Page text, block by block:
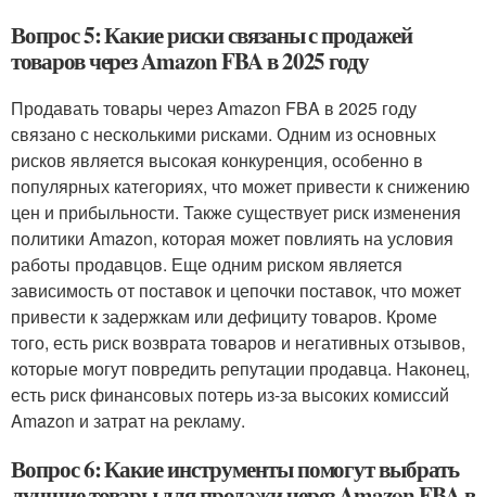
Вопрос 5: Какие риски связаны с продажей
товаров через Amazon FBA в 2025 году
Продавать товары через Amazon FBA в 2025 году
связано с несколькими рисками. Одним из основных
рисков является высокая конкуренция, особенно в
популярных категориях, что может привести к снижению
цен и прибыльности. Также существует риск изменения
политики Amazon, которая может повлиять на условия
работы продавцов. Еще одним риском является
зависимость от поставок и цепочки поставок, что может
привести к задержкам или дефициту товаров. Кроме
того, есть риск возврата товаров и негативных отзывов,
которые могут повредить репутации продавца. Наконец,
есть риск финансовых потерь из-за высоких комиссий
Amazon и затрат на рекламу.
Вопрос 6: Какие инструменты помогут выбрать